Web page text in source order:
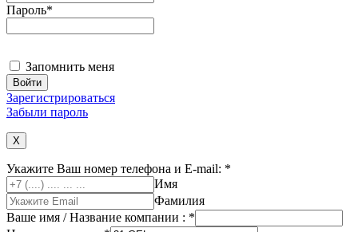
Пароль*
Запомнить меня
Зарегистрироваться
Забыли пароль
X
Укажите Ваш номер телефона и E-mail: *
Имя
Фамилия
Ваше имя / Название компании : *